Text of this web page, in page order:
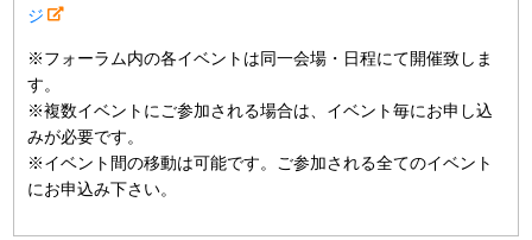
ジ
※フォーラム内の各イベントは同一会場・日程にて開催致しま
す。
※複数イベントにご参加される場合は、イベント毎にお申し込
みが必要です。
※イベント間の移動は可能です。ご参加される全てのイベント
にお申込み下さい。